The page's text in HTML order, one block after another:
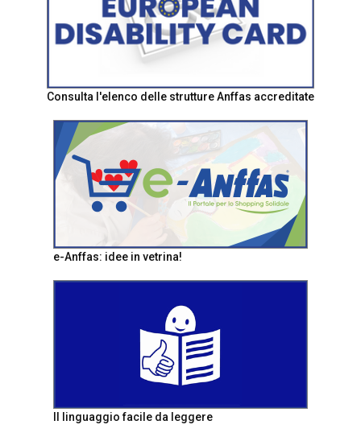
Consulta l'elenco delle strutture Anffas accreditate
e-Anffas: idee in vetrina!
Il linguaggio facile da leggere